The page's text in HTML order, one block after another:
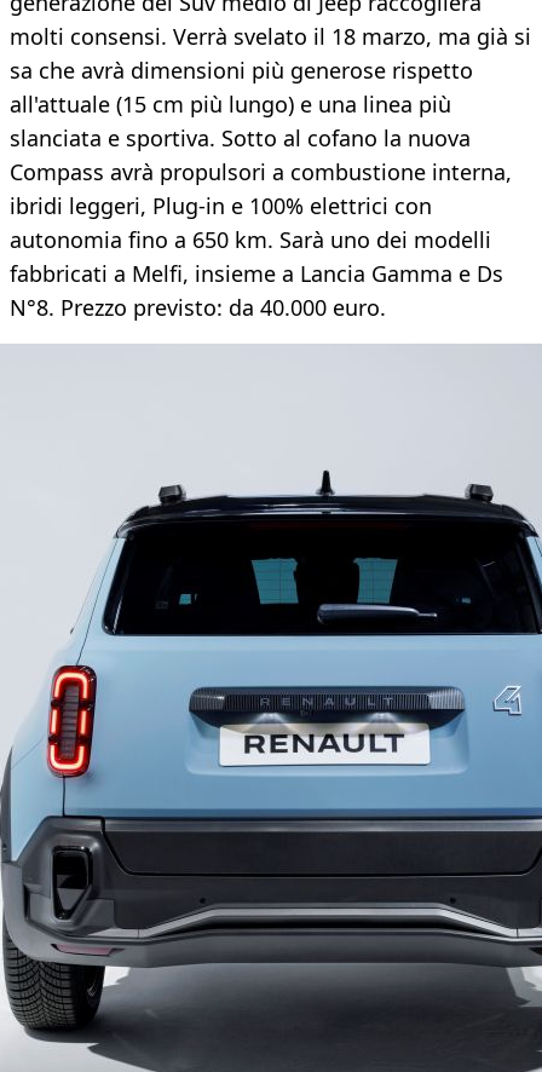
molti consensi. Verrà svelato il 18 marzo, ma già si
sa che avrà dimensioni più generose rispetto
all'attuale (15 cm più lungo) e una linea più
slanciata e sportiva. Sotto al cofano la nuova
Compass avrà propulsori a combustione interna,
ibridi leggeri, Plug-in e 100% elettrici con
autonomia fino a 650 km. Sarà uno dei modelli
fabbricati a Melfi, insieme a Lancia Gamma e Ds
N°8. Prezzo previsto: da 40.000 euro.